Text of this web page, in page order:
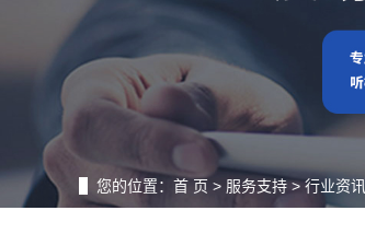
您的位置： 首 页 > 服务支持> 行业资讯